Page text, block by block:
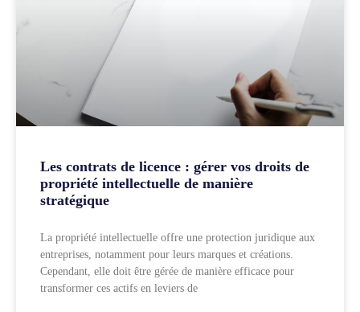
Les contrats de licence : gérer vos droits de
propriété intellectuelle de manière
stratégique
La propriété intellectuelle offre une protection juridique aux
entreprises, notamment pour leurs marques et créations.
Cependant, elle doit être gérée de manière efficace pour
transformer ces actifs en leviers de